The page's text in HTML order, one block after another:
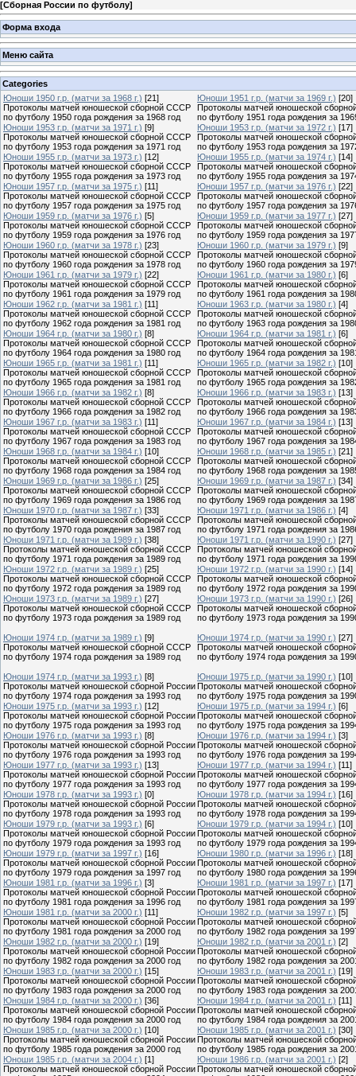
[Сборная России по футболу]
Форма входа
Меню сайта
Categories
Юноши 1950 г.р. (матчи за 1968 г.) [21]
Протоколы матчей юношеской сборной СССР
по футболу 1950 года рождения за 1968 год
Юноши 1951 г.р. (матчи за 1969 г.) [20]
Протоколы матчей юношеской
по футболу 1951 года рождения за
Юноши 1953 г.р. (матчи за 1971 г.) [9]
Протоколы матчей юношеской сборной СССР
по футболу 1953 года рождения за 1971 год
Юноши 1953 г.р. (матчи за 1972 г.) [17]
Протоколы матчей юношеской
по футболу 1953 года рождения за
Юноши 1955 г.р. (матчи за 1973 г.) [12]
Протоколы матчей юношеской сборной СССР
по футболу 1955 года рождения за 1973 год
Юноши 1955 г.р. (матчи за 1974 г.) [14]
Протоколы матчей юношеской
по футболу 1955 года рождения за
Юноши 1957 г.р. (матчи за 1975 г.) [11]
Протоколы матчей юношеской сборной СССР
по футболу 1957 года рождения за 1975 год
Юноши 1957 г.р. (матчи за 1976 г.) [22]
Протоколы матчей юношеской
по футболу 1957 года рождения за
Юноши 1959 г.р. (матчи за 1976 г.) [5]
Протоколы матчей юношеской сборной СССР
по футболу 1959 года рождения за 1976 год
Юноши 1959 г.р. (матчи за 1977 г.) [27]
Протоколы матчей юношеской
по футболу 1959 года рождения за
Юноши 1960 г.р. (матчи за 1978 г.) [23]
Протоколы матчей юношеской сборной СССР
по футболу 1960 года рождения за 1978 год
Юноши 1960 г.р. (матчи за 1979 г.) [9]
Протоколы матчей юношеской
по футболу 1960 года рождения за
Юноши 1961 г.р. (матчи за 1979 г.) [22]
Протоколы матчей юношеской сборной СССР
по футболу 1961 года рождения за 1979 год
Юноши 1961 г.р. (матчи за 1980 г.) [6]
Протоколы матчей юношеской
по футболу 1961 года рождения за
Юноши 1962 г.р. (матчи за 1981 г.) [11]
Протоколы матчей юношеской сборной СССР
по футболу 1962 года рождения за 1981 год
Юноши 1963 г.р. (матчи за 1980 г.) [4]
Протоколы матчей юношеской
по футболу 1963 года рождения за
Юноши 1964 г.р. (матчи за 1980 г.) [8]
Протоколы матчей юношеской сборной СССР
по футболу 1964 года рождения за 1980 год
Юноши 1964 г.р. (матчи за 1981 г.) [6]
Протоколы матчей юношеской
по футболу 1964 года рождения за
Юноши 1965 г.р. (матчи за 1981 г.) [11]
Протоколы матчей юношеской сборной СССР
по футболу 1965 года рождения за 1981 год
Юноши 1965 г.р. (матчи за 1982 г.) [10]
Протоколы матчей юношеской
по футболу 1965 года рождения за
Юноши 1966 г.р. (матчи за 1982 г.) [8]
Протоколы матчей юношеской сборной СССР
по футболу 1966 года рождения за 1982 год
Юноши 1966 г.р. (матчи за 1983 г.) [13]
Протоколы матчей юношеской
по футболу 1966 года рождения за
Юноши 1967 г.р. (матчи за 1983 г.) [11]
Протоколы матчей юношеской сборной СССР
по футболу 1967 года рождения за 1983 год
Юноши 1967 г.р. (матчи за 1984 г.) [13]
Протоколы матчей юношеской
по футболу 1967 года рождения за
Юноши 1968 г.р. (матчи за 1984 г.) [10]
Протоколы матчей юношеской сборной СССР
по футболу 1968 года рождения за 1984 год
Юноши 1968 г.р. (матчи за 1985 г.) [21]
Протоколы матчей юношеской
по футболу 1968 года рождения за
Юноши 1969 г.р. (матчи за 1986 г.) [25]
Протоколы матчей юношеской сборной СССР
по футболу 1969 года рождения за 1986 год
Юноши 1969 г.р. (матчи за 1987 г.) [34]
Протоколы матчей юношеской
по футболу 1969 года рождения за
Юноши 1970 г.р. (матчи за 1987 г.) [33]
Протоколы матчей юношеской сборной СССР
по футболу 1970 года рождения за 1987 год
Юноши 1971 г.р. (матчи за 1986 г.) [4]
Протоколы матчей юношеской
по футболу 1971 года рождения за
Юноши 1971 г.р. (матчи за 1989 г.) [38]
Протоколы матчей юношеской сборной СССР
по футболу 1971 года рождения за 1989 год
Юноши 1971 г.р. (матчи за 1990 г.) [27]
Протоколы матчей юношеской
по футболу 1971 года рождения за
Юноши 1972 г.р. (матчи за 1989 г.) [25]
Протоколы матчей юношеской сборной СССР
по футболу 1972 года рождения за 1989 год
Юноши 1972 г.р. (матчи за 1990 г.) [14]
Протоколы матчей юношеской
по футболу 1972 года рождения за
Юноши 1973 г.р. (матчи за 1989 г.) [27]
Протоколы матчей юношеской сборной СССР
по футболу 1973 года рождения за 1989 год
Юноши 1973 г.р. (матчи за 1990 г.) [26]
Протоколы матчей юношеской
по футболу 1973 года рождения за
Юноши 1974 г.р. (матчи за 1989 г.) [9]
Протоколы матчей юношеской сборной СССР
по футболу 1974 года рождения за 1989 год
Юноши 1974 г.р. (матчи за 1990 г.) [27]
Протоколы матчей юношеской
по футболу 1974 года рождения за
Юноши 1974 г.р. (матчи за 1993 г.) [8]
Протоколы матчей юношеской сборной России
по футболу 1974 года рождения за 1993 год
Юноши 1975 г.р. (матчи за 1990 г.) [10]
Протоколы матчей юношеской
по футболу 1975 года рождения за
Юноши 1975 г.р. (матчи за 1993 г.) [12]
Протоколы матчей юношеской сборной России
по футболу 1975 года рождения за 1993 год
Юноши 1975 г.р. (матчи за 1994 г.) [6]
Протоколы матчей юношеской
по футболу 1975 года рождения за
Юноши 1976 г.р. (матчи за 1993 г.) [8]
Протоколы матчей юношеской сборной России
по футболу 1976 года рождения за 1993 год
Юноши 1976 г.р. (матчи за 1994 г.) [3]
Протоколы матчей юношеской
по футболу 1976 года рождения за
Юноши 1977 г.р. (матчи за 1993 г.) [13]
Протоколы матчей юношеской сборной России
по футболу 1977 года рождения за 1993 год
Юноши 1977 г.р. (матчи за 1994 г.) [11]
Протоколы матчей юношеской
по футболу 1977 года рождения за
Юноши 1978 г.р. (матчи за 1993 г.) [0]
Протоколы матчей юношеской сборной России
по футболу 1978 года рождения за 1993 год
Юноши 1978 г.р. (матчи за 1994 г.) [16]
Протоколы матчей юношеской
по футболу 1978 года рождения за
Юноши 1979 г.р. (матчи за 1993 г.) [6]
Протоколы матчей юношеской сборной России
по футболу 1979 года рождения за 1993 год
Юноши 1979 г.р. (матчи за 1994 г.) [10]
Протоколы матчей юношеской
по футболу 1979 года рождения за
Юноши 1979 г.р. (матчи за 1997 г.) [16]
Протоколы матчей юношеской сборной России
по футболу 1979 года рождения за 1997 год
Юноши 1980 г.р. (матчи за 1996 г.) [18]
Протоколы матчей юношеской
по футболу 1980 года рождения за
Юноши 1981 г.р. (матчи за 1996 г.) [3]
Протоколы матчей юношеской сборной России
по футболу 1981 года рождения за 1996 год
Юноши 1981 г.р. (матчи за 1997 г.) [17]
Протоколы матчей юношеской
по футболу 1981 года рождения за
Юноши 1981 г.р. (матчи за 2000 г.) [11]
Протоколы матчей юношеской сборной России
по футболу 1981 года рождения за 2000 год
Юноши 1982 г.р. (матчи за 1997 г.) [5]
Протоколы матчей юношеской
по футболу 1982 года рождения за
Юноши 1982 г.р. (матчи за 2000 г.) [19]
Протоколы матчей юношеской сборной России
по футболу 1982 года рождения за 2000 год
Юноши 1982 г.р. (матчи за 2001 г.) [2]
Протоколы матчей юношеской
по футболу 1982 года рождения за
Юноши 1983 г.р. (матчи за 2000 г.) [15]
Протоколы матчей юношеской сборной России
по футболу 1983 года рождения за 2000 год
Юноши 1983 г.р. (матчи за 2001 г.) [19]
Протоколы матчей юношеской
по футболу 1983 года рождения за
Юноши 1984 г.р. (матчи за 2000 г.) [36]
Протоколы матчей юношеской сборной России
по футболу 1984 года рождения за 2000 год
Юноши 1984 г.р. (матчи за 2001 г.) [11]
Протоколы матчей юношеской
по футболу 1984 года рождения за
Юноши 1985 г.р. (матчи за 2000 г.) [10]
Протоколы матчей юношеской сборной России
по футболу 1985 года рождения за 2000 год
Юноши 1985 г.р. (матчи за 2001 г.) [30]
Протоколы матчей юношеской
по футболу 1985 года рождения за
Юноши 1985 г.р. (матчи за 2004 г.) [1]
Протоколы матчей юношеской сборной России
Юноши 1986 г.р. (матчи за 2001 г.) [2]
Протоколы матчей юношеской